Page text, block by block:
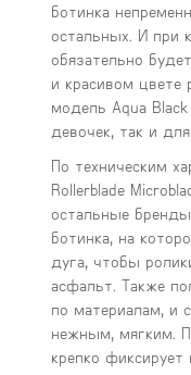
ботинка
остальных. И при
обязательно
и красивом цвете
модель Aqua
девочек, так и
По техническим
Rollerblade
остальные
ботинка, на
дуга, чтобы
асфальт. Также
по материалам, и
нежным, мягким.
крепко